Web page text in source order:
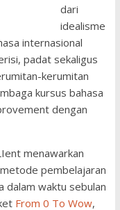
dari
idealisme
internasional
padat sekaligus
kerumitan
kursus bahasa
dengan
menawarkan
pembelajaran
dalam waktu sebulan
From 0 To Wow,